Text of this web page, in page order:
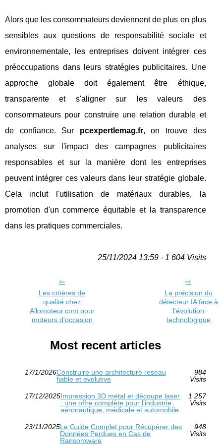
Alors que les consommateurs deviennent de plus en plus
sensibles aux questions de responsabilité sociale et
environnementale, les entreprises doivent intégrer ces
préoccupations dans leurs stratégies publicitaires. Une
approche globale doit également être éthique,
transparente et s'aligner sur les valeurs des
consommateurs pour construire une relation durable et
de confiance. Sur pcexpertlemag.fr, on trouve des
analyses sur l'impact des campagnes publicitaires
responsables et sur la manière dont les entreprises
peuvent intégrer ces valeurs dans leur stratégie globale.
Cela inclut l'utilisation de matériaux durables, la
promotion d'un commerce équitable et la transparence
dans les pratiques commerciales.
25/11/2024 13:59 - 1 604 Visits
Les critères de
qualité chez
Allomoteur.com pour
moteurs d'occasion
La précision du
détecteur IA face à
l'évolution
technologique
Most recent articles
17/1/2026Construire une architecture reseau
fiable et evolutive
984
Visits
17/12/2025Impression 3D métal et découpe laser
: une offre complète pour l’industrie
aéronautique, médicale et automobile
1 257
Visits
23/11/2025Le Guide Complet pour Récupérer des
Données Perdues en Cas de
Ransomware
948
Visits